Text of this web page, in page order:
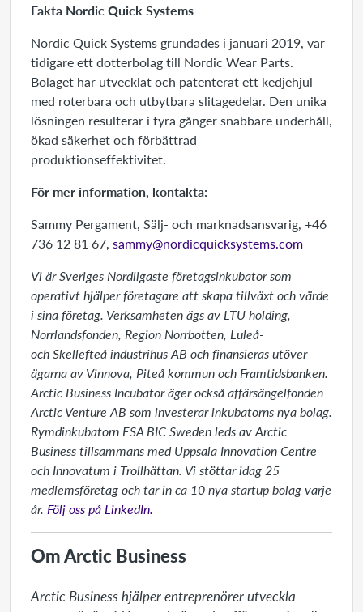
Fakta Nordic Quick Systems
Nordic Quick Systems grundades i januari 2019, var
tidigare ett dotterbolag till Nordic Wear Parts.
Bolaget har utvecklat och patenterat ett kedjehjul
med roterbara och utbytbara slitagedelar. Den unika
lösningen resulterar i fyra gånger snabbare underhåll,
ökad säkerhet och förbättrad
produktionseffektivitet.
För mer information, kontakta:
Sammy Pergament, Sälj- och marknadsansvarig, +46
736 12 81 67, sammy@nordicquicksystems.com
Vi är Sveriges Nordligaste företagsinkubator som
operativt hjälper företagare att skapa tillväxt och värde
i sina företag. Verksamheten ägs av LTU holding,
Norrlandsfonden, Region Norrbotten, Luleå-
ochSkellefteå industrihusAB och finansieras utöver
ägarna av Vinnova, Piteå kommun och Framtidsbanken.
Arctic Business Incubator äger också affärsängelfonden
Arctic Venture AB som investerar inkubatorns nya bolag.
Rymdinkubatorn ESA BIC Sweden leds av Arctic
Business tillsammans med Uppsala Innovation Centre
och Innovatum i Trollhättan. Vi stöttar idag 25
medlemsföretag och tar in ca 10 nya startup bolag varje
år. Följ oss på LinkedIn.
Om Arctic Business
Arctic Business hjälper entreprenörer utveckla